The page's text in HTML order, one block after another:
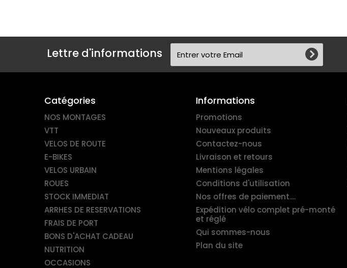
Lettre d'informations
Catégories
NOS MONTAGES
VTT
VELOS DE ROUTE
E-BIKES
VELOS URBAIN
ROUES
STOCK IMMEDIAT
ARRHES DE RESERVATIONS
FRAIS DE PORT
BONS D'ACHAT CADEAU
NUTRITION
OCCASIONS
Informations
Promotions
Nouveaux produits
Contactez-nous
Livraison et retours
Mentions légales
Conditions d'utilisation
Nos offres de paiement....
Expédition vélo complet pré-monté
et réglé
Qui sommes-nous
Plan du site